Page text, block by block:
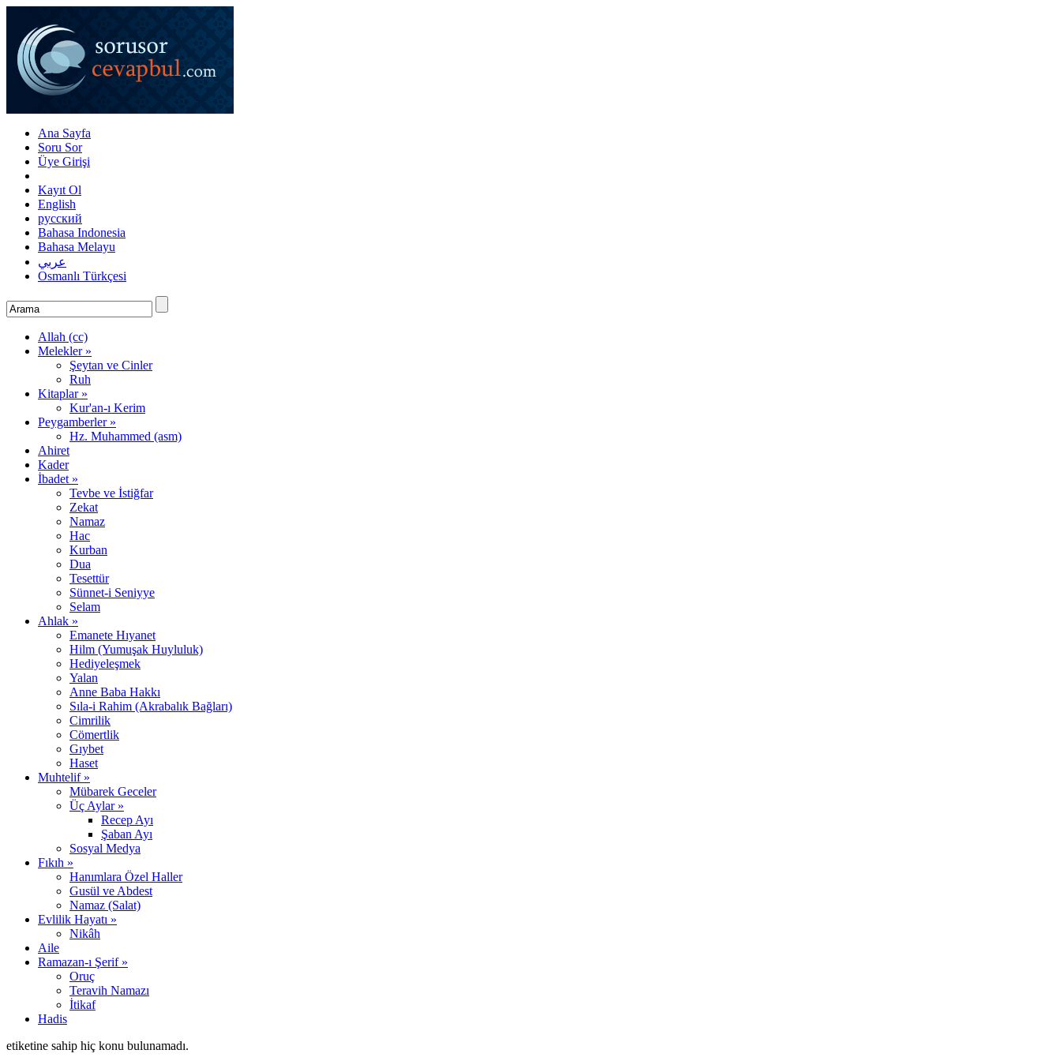
Ana Sayfa
Soru Sor
Üye Girişi
Kayıt Ol
English
русский
Bahasa Indonesia
Bahasa Melayu
عربي
Osmanlı Türkçesi
Allah (cc)
Melekler »
Şeytan ve Cinler
Ruh
Kitaplar »
Kur'an-ı Kerim
Peygamberler »
Hz. Muhammed (asm)
Ahiret
Kader
İbadet »
Tevbe ve İstiğfar
Zekat
Namaz
Hac
Kurban
Dua
Tesettür
Sünnet-i Seniyye
Selam
Ahlak »
Emanete Hıyanet
Hilm (Yumuşak Huyluluk)
Hediyeleşmek
Yalan
Anne Baba Hakkı
Sıla-i Rahim (Akrabalık Bağları)
Cimrilik
Cömertlik
Gıybet
Haset
Muhtelif »
Mübarek Geceler
Üç Aylar »
Recep Ayı
Şaban Ayı
Sosyal Medya
Fıkıh »
Hanımlara Özel Haller
Gusül ve Abdest
Namaz (Salat)
Evlilik Hayatı »
Nikâh
Aile
Ramazan-ı Şerif »
Oruç
Teravih Namazı
İtikaf
Hadis
etiketine sahip hiç konu bulunamadı.